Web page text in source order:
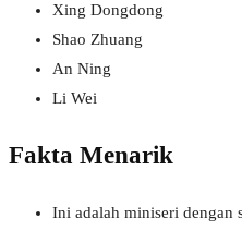
Xing Dongdong
Shao Zhuang
An Ning
Li Wei
Fakta Menarik
Ini adalah miniseri dengan